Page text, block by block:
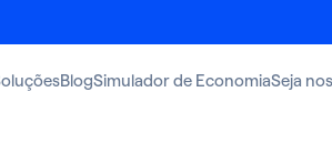
BlogSimulador de EconomiaSeja